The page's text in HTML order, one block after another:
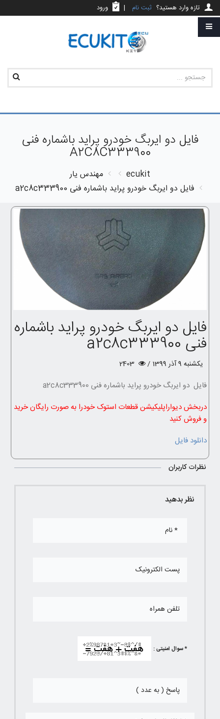
تازه وارد هستید؟ ثبت نام | ورود
فایل دو ایربگ خودرو پراید باشماره فنی
A2C8C333900
ecukit
مهندس یار
فایل دو ایربگ خودرو پراید باشماره فنی a2c8c333900
فایل دو ایربگ خودرو پراید باشماره
فنی a2c8c333900
یکشنبه 9 آذر 1399 /
فایل دو ایربگ خودرو پراید باشماره فنی a2c8c333900
دربخش دیواراپلیکیشن قطعات استوک خودرا به صورت رایگان خرید
و فروش کنید
دانلود فایل
نظرات کاربران
نظر بدهید
* سوال امنیتی :